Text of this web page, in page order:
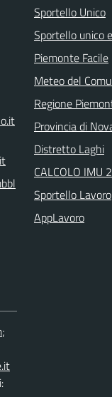
;
Sportello Unico
Sportello unico
Piemonte Facile
Meteo del
Regione
Provincia di
Distretto Laghi
CALCOLO IMU
Sportello Lavoro
AppLavoro